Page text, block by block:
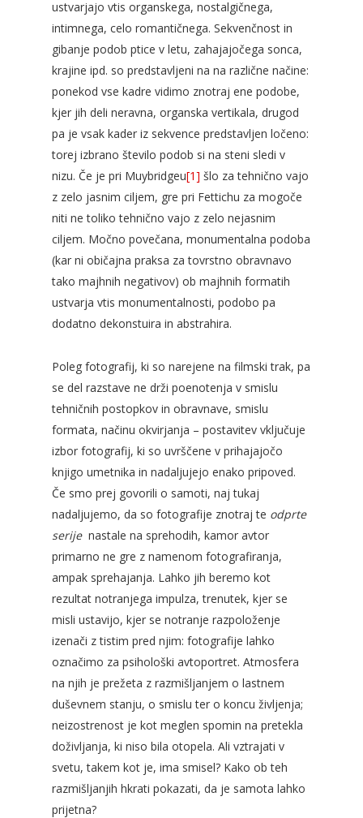
ustvarjajo vtis organskega, nostalgičnega,
intimnega, celo romantičnega. Sekvenčnost in
gibanje podob ptice v letu, zahajajočega sonca,
krajine ipd. so predstavljeni na na različne načine:
ponekod vse kadre vidimo znotraj ene podobe,
kjer jih deli neravna, organska vertikala, drugod
pa je vsak kader iz sekvence predstavljen ločeno:
torej izbrano število podob si na steni sledi v
nizu. Če je pri Muybridgeu[1] šlo za tehnično vajo
z zelo jasnim ciljem, gre pri Fettichu za mogoče
niti ne toliko tehnično vajo z zelo nejasnim
ciljem. Močno povečana, monumentalna podoba
(kar ni običajna praksa za tovrstno obravnavo
tako majhnih negativov) ob majhnih formatih
ustvarja vtis monumentalnosti, podobo pa
dodatno dekonstuira in abstrahira.
Poleg fotografij, ki so narejene na filmski trak, pa
se del razstave ne drži poenotenja v smislu
tehničnih postopkov in obravnave, smislu
formata, načinu okvirjanja – postavitev vključuje
izbor fotografij, ki so uvrščene v prihajajočo
knjigo umetnika in nadaljujejo enako pripoved.
Če smo prej govorili o samoti, naj tukaj
nadaljujemo, da so fotografije znotraj te odprte
serijenastale na sprehodih, kamor avtor
primarno ne gre z namenom fotografiranja,
ampak sprehajanja. Lahko jih beremo kot
rezultat notranjega impulza, trenutek, kjer se
misli ustavijo, kjer se notranje razpoloženje
izenači z tistim pred njim: fotografije lahko
označimo za psihološki avtoportret. Atmosfera
na njih je prežeta z razmišljanjem o lastnem
duševnem stanju, o smislu ter o koncu življenja;
neizostrenost je kot meglen spomin na pretekla
doživljanja, ki niso bila otopela. Ali vztrajati v
svetu, takem kot je, ima smisel? Kako ob teh
razmišljanjih hkrati pokazati, da je samota lahko
prijetna?